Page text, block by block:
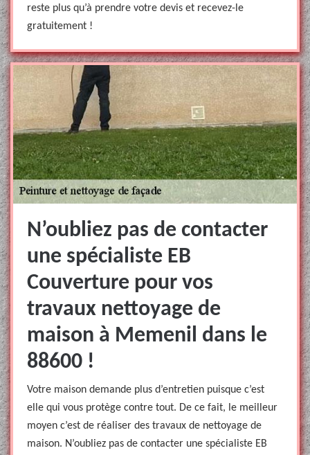
reste plus qu’à prendre votre devis et recevez-le
gratuitement !
N’oubliez pas de contacter
une spécialiste EB
Couverture pour vos
travaux nettoyage de
maison à Memenil dans le
88600 !
Votre maison demande plus d’entretien puisque c’est
elle qui vous protège contre tout. De ce fait, le meilleur
moyen c’est de réaliser des travaux de nettoyage de
maison. N’oubliez pas de contacter une spécialiste EB